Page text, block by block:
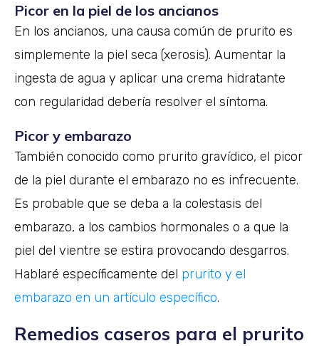
Picor en la piel de los ancianos
En los ancianos, una causa común de prurito es
simplemente la piel seca (xerosis). Aumentar la
ingesta de agua y aplicar una crema hidratante
con regularidad debería resolver el síntoma.
Picor y embarazo
También conocido como prurito gravídico, el picor
de la piel durante el embarazo no es infrecuente.
Es probable que se deba a la colestasis del
embarazo, a los cambios hormonales o a que la
piel del vientre se estira provocando desgarros.
Hablaré específicamente del prurito y el
embarazo en un artículo específico.
Remedios caseros para el prurito